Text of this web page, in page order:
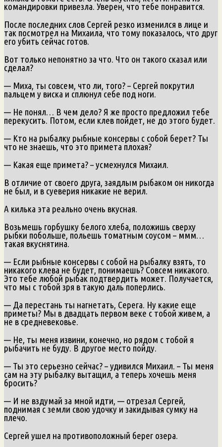
командировки привезла. Уверен, что тебе понравится.
После последних слов Сергей резко изменился в лице и
так посмотрел на Михаила, что тому показалось, что друг
его убить сейчас готов.
Вот только непонятно за что. Что он такого сказал или
сделал?
— Миха, ты совсем, что ли, того? – Сергей покрутил
пальцем у виска и сплюнул себе под ноги.
— Не понял… В чем дело? Я же просто предложил тебе
перекусить. Потом, если клев пойдет, не до этого будет.
— Кто на рыбалку рыбные консервы с собой берет? Ты
что не знаешь, что это примета плохая?
— Какая еще примета? – усмехнулся Михаил.
В отличие от своего друга, заядлым рыбаком он никогда
не был, и в суеверия никакие не верил.
А килька эта реально очень вкусная.
Возьмешь горбушку белого хлеба, положишь сверху
рыбки побольше, польешь томатным соусом – ммм…
такая вкуснятина.
— Если рыбные консервы с собой на рыбалку взять, то
никакого клева не будет, понимаешь? Совсем никакого.
Это тебе любой рыбак подтвердить может. Получается,
что мы с тобой зря в такую даль поперлись.
— Да перестань ты нагнетать, Серега. Ну какие еще
приметы? Мы в двадцать первом веке с тобой живем, а
не в средневековье.
— Не, ты меня извини, конечно, но рядом с тобой я
рыбачить не буду. В другое место пойду.
— Ты это серьезно сейчас? – удивился Михаил. – Ты меня
сам на эту рыбалку вытащил, а теперь хочешь меня
бросить?
— И не вздумай за мной идти, — отрезал Сергей,
поднимая с земли свою удочку и закидывая сумку на
плечо.
Сергей ушел на противоположный берег озера.